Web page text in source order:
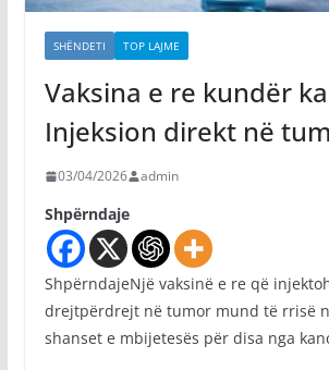
SHËNDETI TOP LAJME
Vaksina e re kundër
Injeksion direkt në
03/04/2026 admin
Shpërndaje
ShpërndajeNjë vaksinë e re që
drejtpërdrejt në tumor mund të rrisë
shanset e mbijetesës për disa nga